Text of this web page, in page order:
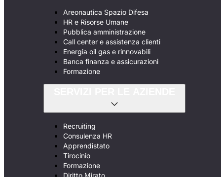
Areonautica Spazio Difesa
HR e Risorse Umane
Pubblica amministrazione
Call center e assistenza clienti
Energia oil gas e rinnovabili
Banca finanza e assicurazioni
Formazione
Recruiting
Consulenza HR
Apprendistato
Tirocinio
Formazione
Diritto Mirato